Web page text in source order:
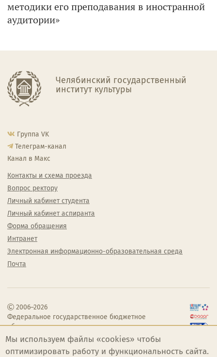
методики его преподавания в иностранной
аудитории»
Челябинский государственный
институт культуры
Группа VK
Телеграм-канал
Канал в Макс
Контакты и схема проезда
Вопрос ректору
Личный кабинет студента
Личный кабинет аспиранта
Форма обращения
Интранет
Электронная информационно-образовательная среда
Почта
2006–2026
Федеральное государственное бюджетное
образовательное учреждение высшего
образования «Челябинский государственный
институт культуры»
Мы используем файлы «cookies» чтобы
оптимизировать работу и функциональность сайта.